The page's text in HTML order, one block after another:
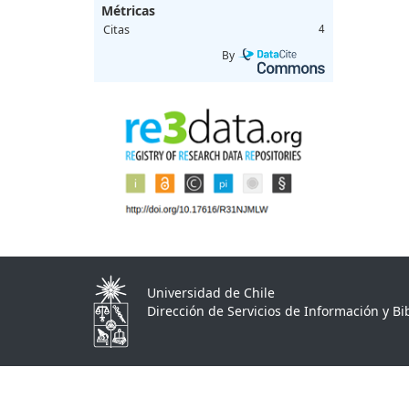
Métricas
Citas 4
By
Universidad de Chile
Dirección de Servicios de Información y